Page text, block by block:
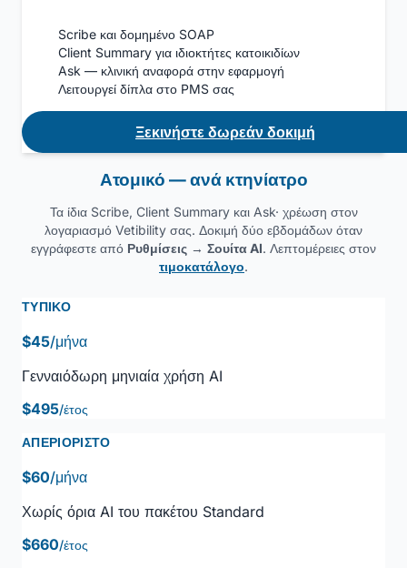
Scribe και δομημένο SOAP
Client Summary για ιδιοκτήτες κατοικιδίων
Ask — κλινική αναφορά στην εφαρμογή
Λειτουργεί δίπλα στο PMS σας
Ξεκινήστε δωρεάν δοκιμή
Ατομικό — ανά κτηνίατρο
Τα ίδια Scribe, Client Summary και Ask· χρέωση στον
λογαριασμό Vetibility σας. Δοκιμή δύο εβδομάδων όταν
εγγράφεστε από Ρυθμίσεις → Σουίτα AI. Λεπτομέρειες στον
τιμοκατάλογο.
ΤΥΠΙΚΌ
$45/μήνα
Γενναιόδωρη μηνιαία χρήση AI
$495/έτος
ΑΠΕΡΙΌΡΙΣΤΟ
$60/μήνα
Χωρίς όρια AI του πακέτου Standard
$660/έτος